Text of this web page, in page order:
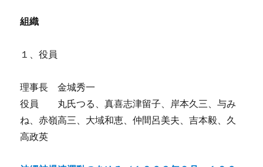
組織
１、役員
理事長 金城秀一
役員 丸氏つる、真喜志津留子、岸本久三、与み
ね、赤嶺高三、大域和恵、仲間呂美夫、吉本毅、久
高政英